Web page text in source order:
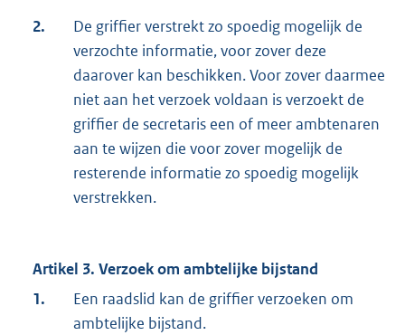
2.
De griffier verstrekt zo spoedig mogelijk de
verzochte informatie, voor zover deze
daarover kan beschikken. Voor zover daarmee
niet aan het verzoek voldaan is verzoekt de
griffier de secretaris een of meer ambtenaren
aan te wijzen die voor zover mogelijk de
resterende informatie zo spoedig mogelijk
verstrekken.
Artikel 3. Verzoek om ambtelijke bijstand
1.
Een raadslid kan de griffier verzoeken om
ambtelijke bijstand.